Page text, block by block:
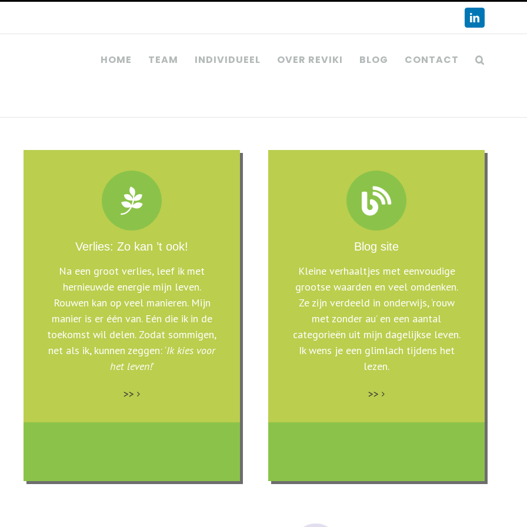
LinkedIn
HOME TEAM INDIVIDUEEL OVER REVIKI BLOG CONTACT
Verlies: Zo kan ’t ook!
Na een groot verlies, leef ik met
hernieuwde energie mijn leven.
Rouwen kan op veel manieren. Mijn
manier is er één van. Eén die ik in de
toekomst wil delen. Zodat sommigen,
net als ik, kunnen zeggen: ‘Ik kies voor
het leven!’
>>
Blog site
Kleine verhaaltjes met eenvoudige
grootse waarden en veel omdenken.
Ze zijn verdeeld in onderwijs, ‘rouw
met zonder au’ en een aantal
categorieën uit mijn dagelijkse leven.
Ik wens je een glimlach tijdens het
lezen.
>>